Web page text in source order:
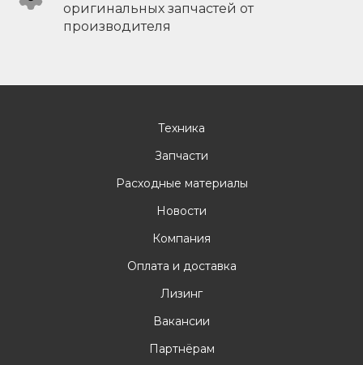
оригинальных запчастей от
производителя
Техника
Запчасти
Расходные материалы
Новости
Компания
Оплата и доставка
Лизинг
Вакансии
Партнёрам